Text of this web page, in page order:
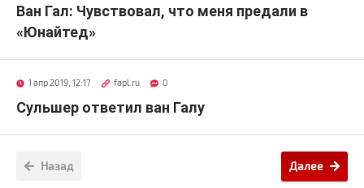
Ван Гал: Чувствовал, что меня предали в
«Юнайтед»
1 апр 2019, 12:17 fapl.ru 0
Сульшер ответил ван Галу
Назад Далее